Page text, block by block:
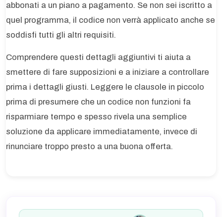
abbonati a un piano a pagamento. Se non sei iscritto a
quel programma, il codice non verrà applicato anche se
soddisfi tutti gli altri requisiti.
Comprendere questi dettagli aggiuntivi ti aiuta a
smettere di fare supposizioni e a iniziare a controllare
prima i dettagli giusti. Leggere le clausole in piccolo
prima di presumere che un codice non funzioni fa
risparmiare tempo e spesso rivela una semplice
soluzione da applicare immediatamente, invece di
rinunciare troppo presto a una buona offerta.